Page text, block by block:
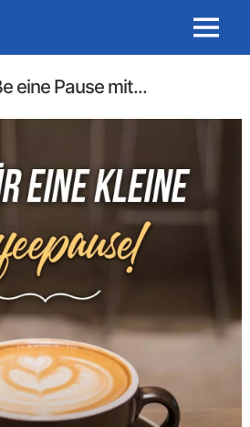
Menu
eine Pause mit...